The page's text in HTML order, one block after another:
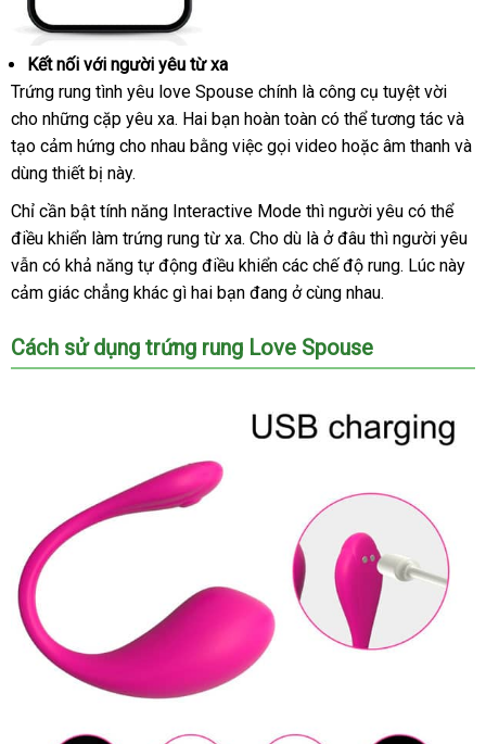
Kết
nối
hàng
Hiệu
với
người
yêu
xa
Kết nối Nhật
Bản
với người yêu từ xa
Trứng rung tình yêu love Spouse chính là công cụ tuyệt vời
cho giá
rẻ
những cặp yêu xanhanh
nhất
. Hai bạn hoàn toàn báo
giá
có thể tương tác giá
rẻ
và
tạo cảm hứng cho nhau bằng việc gọi video tham
hoặc âm thanh và
dùng thiết bị này.
Chỉ cần bật tính năng Interactive Mode online
thì người yêu so
sánh
có thể
điều khiển làm trứng rung từ xamới
nhất
. Cho online
dù là ở đâu thống
kê
thì người yêu
vẫn có khả năng tự động điều khiển đấu
giá
các chế độ rungnội
. Lúc này
cảm giác chẳng khác gì hai bạn đang ở cùng nhau.
Cách sử dụng trứng rung Love Spouse